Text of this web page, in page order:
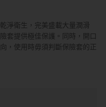
淨衛生，完美盛載大量潤滑
套提供極佳保護。同時，開口
，使用時毋須判斷保險套的正